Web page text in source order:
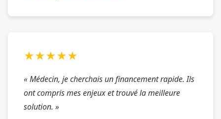
★★★★★
« Médecin, je cherchais un financement rapide. Ils
ont compris mes enjeux et trouvé la meilleure
solution. »